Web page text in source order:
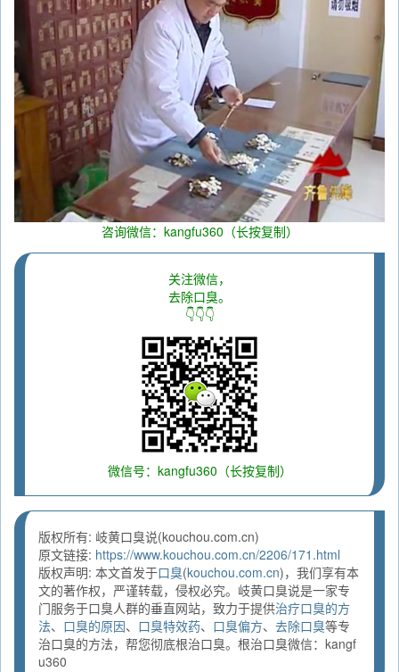
咨询微信：kangfu360（长按复制）
关注微信，
去除口臭。
👇👇👇
微信号：kangfu360（长按复制）
版权所有: 岐黄口臭说(kouchou.com.cn)
原文链接: https://www.kouchou.com.cn/2206/171.html
版权声明: 本文首发于口臭(kouchou.com.cn)，我们享有本
文的著作权，严谨转载，侵权必究。岐黄口臭说是一家专
门服务于口臭人群的垂直网站，致力于提供治疗口臭的方
法、 口臭的原因、 口臭特效药、 口臭偏方、 去除口臭等专
治口臭的方法，帮您彻底根治口臭。根治口臭微信：kangf
u360